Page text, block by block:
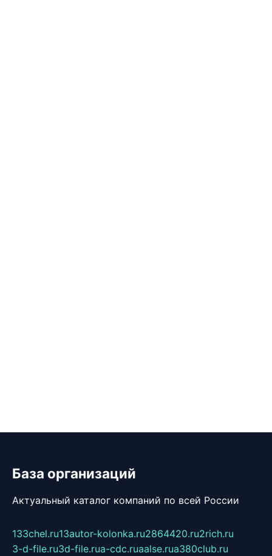
База организаций
Актуальный каталог компаний по всей России
133chel.ru13autor-kolonka.ru2864420.ru2rich.ru
3-d-file.ru3d-file.rua-cdc.ruaalse.rua380club.ru